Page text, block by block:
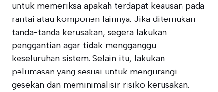
untuk memeriksa apakah terdapat keausan pada
rantai atau komponen lainnya. Jika ditemukan
tanda-tanda kerusakan, segera lakukan
penggantian agar tidak mengganggu
keseluruhan sistem. Selain itu, lakukan
pelumasan yang sesuai untuk mengurangi
gesekan dan meminimalisir risiko kerusakan.